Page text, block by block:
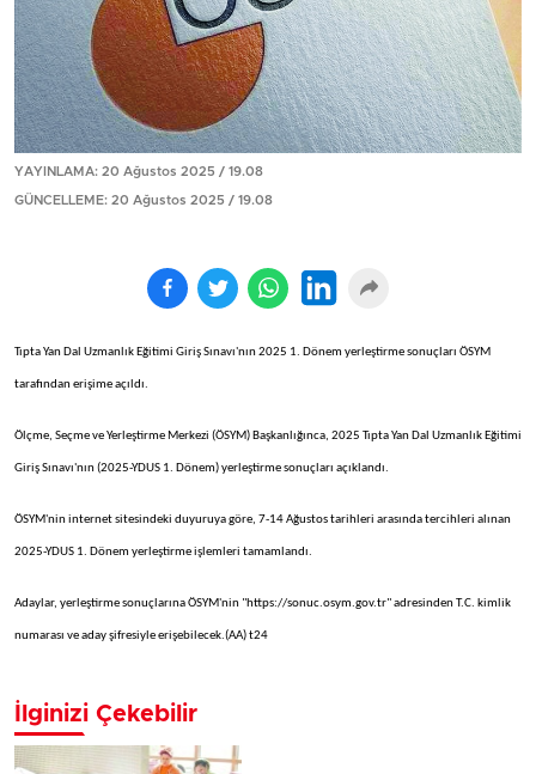
YAYINLAMA: 20 Ağustos 2025 / 19.08
GÜNCELLEME: 20 Ağustos 2025 / 19.08
Tıpta Yan Dal Uzmanlık Eğitimi Giriş Sınavı'nın 2025 1. Dönem yerleştirme sonuçları ÖSYM
tarafından erişime açıldı.
Ölçme, Seçme ve Yerleştirme Merkezi (ÖSYM) Başkanlığınca, 2025 Tıpta Yan Dal Uzmanlık Eğitimi
Giriş Sınavı'nın (2025-YDUS 1. Dönem) yerleştirme sonuçları açıklandı.
ÖSYM'nin internet sitesindeki duyuruya göre, 7-14 Ağustos tarihleri arasında tercihleri alınan
2025-YDUS 1. Dönem yerleştirme işlemleri tamamlandı.
Adaylar, yerleştirme sonuçlarına ÖSYM'nin "https://sonuc.osym.gov.tr" adresinden T.C. kimlik
numarası ve aday şifresiyle erişebilecek.(AA) t24
İlginizi Çekebilir